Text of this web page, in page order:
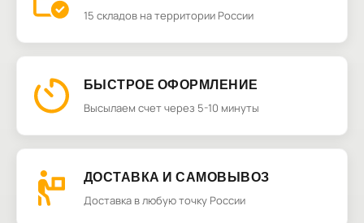
15 складов на территории России
БЫСТРОЕ ОФОРМЛЕНИЕ
Высылаем счет через 5-10 минуты
ДОСТАВКА И САМОВЫВОЗ
Доставка в любую точку России